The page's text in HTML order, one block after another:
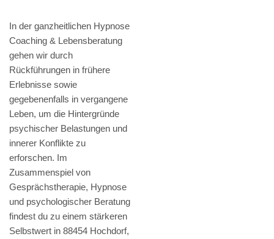
In der ganzheitlichen Hypnose
Coaching & Lebensberatung
gehen wir durch
Rückführungen in frühere
Erlebnisse sowie
gegebenenfalls in vergangene
Leben, um die Hintergründe
psychischer Belastungen und
innerer Konflikte zu
erforschen. Im
Zusammenspiel von
Gesprächstherapie, Hypnose
und psychologischer Beratung
findest du zu einem stärkeren
Selbstwert in 88454 Hochdorf,